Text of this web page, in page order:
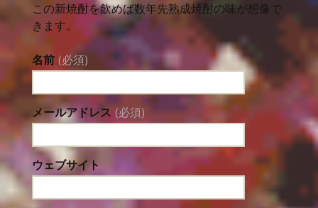
この新焼酎を飲めば数年先熟成焼酎の味が想像で
きます。
名前 (必須)
メールアドレス (必須)
ウェブサイト